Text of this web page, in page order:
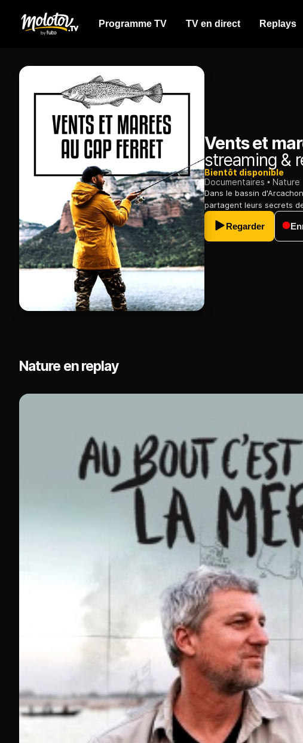
Programme TV TV en direct Replays
Vents et
streaming &
Bientôt disponible
Documentaires
Nature
Dans le bassin
partagent leurs secrets
Regarder
Nature en replay